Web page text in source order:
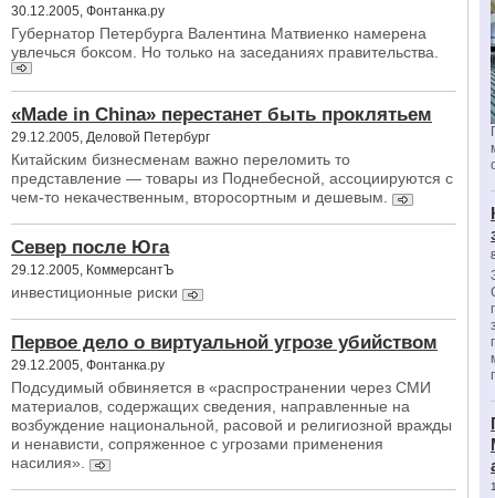
30.12.2005, Фонтанка.ру
Губернатор Петербурга Валентина Матвиенко намерена
увлечься боксом. Но только на заседаниях правительства.
«Made in China» перестанет быть проклятьем
29.12.2005, Деловой Петербург
Китайским бизнесменам важно переломить то
представление — товары из Поднебесной, ассоциируются с
чем-то некачественным, второсортным и дешевым.
Север после Юга
29.12.2005, КоммерсантЪ
инвестиционные риски
Первое дело о виртуальной угрозе убийством
29.12.2005, Фонтанка.ру
Подсудимый обвиняется в «распространении через СМИ
материалов, содержащих сведения, направленные на
возбуждение национальной, расовой и религиозной вражды
и ненависти, сопряженное с угрозами применения
насилия».